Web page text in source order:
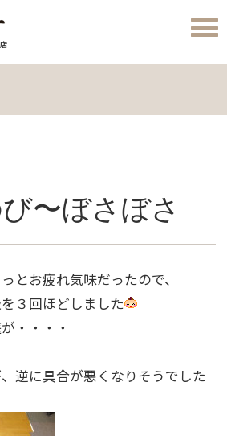
〜ぼさぼさ
とお疲れ気味だったので、
３回ほどしました
・・・・
逆に具合が悪くなりそうでした